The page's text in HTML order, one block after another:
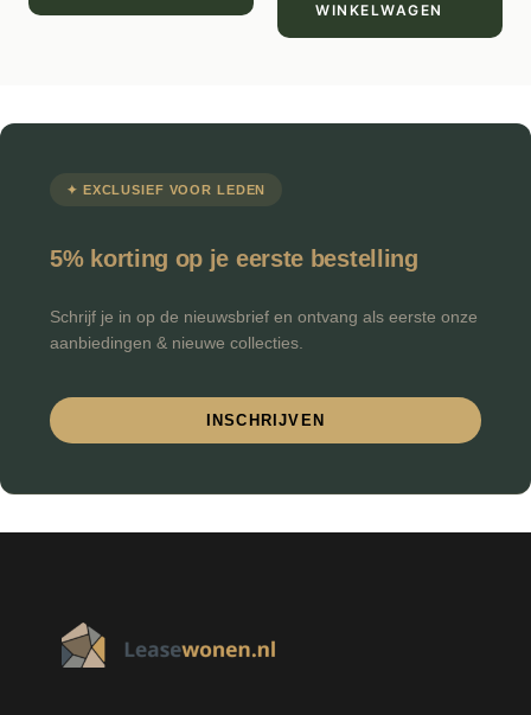
WINKELWAGEN
✦ EXCLUSIEF VOOR LEDEN
5% korting op je eerste bestelling
Schrijf je in op de nieuwsbrief en ontvang als eerste onze
aanbiedingen & nieuwe collecties.
INSCHRIJVEN